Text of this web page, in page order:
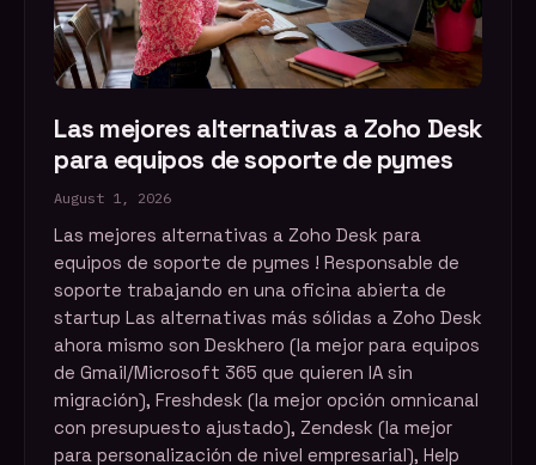
Las mejores alternativas a Zoho Desk
para equipos de soporte de pymes
August 1, 2026
Las mejores alternativas a Zoho Desk para
equipos de soporte de pymes ! Responsable de
soporte trabajando en una oficina abierta de
startup Las alternativas más sólidas a Zoho Desk
ahora mismo son Deskhero (la mejor para equipos
de Gmail/Microsoft 365 que quieren IA sin
migración), Freshdesk (la mejor opción omnicanal
con presupuesto ajustado), Zendesk (la mejor
para personalización de nivel empresarial), Help